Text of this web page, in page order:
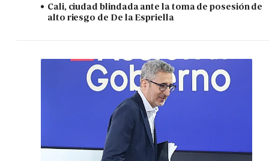
Cali, ciudad blindada ante la toma de posesión de
alto riesgo de De la Espriella